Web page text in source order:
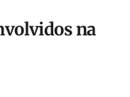
na